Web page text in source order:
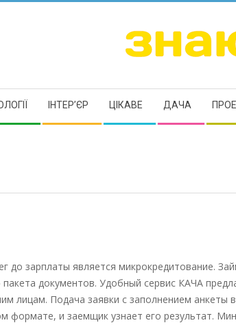
ЗНАЮ
ІНТЕР’ЄР ЦІКАВЕ ДАЧА
до зарплаты является микрокредитование.
документов. Удобный сервис КАЧА
лицам. Подача заявки с заполнением анкеты
формате, и заемщик узнает его результат.